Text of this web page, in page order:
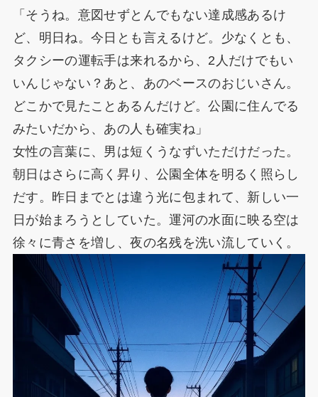
「そうね。意図せずとんでもない達成感あるけ
ど、明日ね。今日とも言えるけど。少なくとも、
タクシーの運転手は来れるから、2人だけでもい
いんじゃない？あと、あのベースのおじいさん。
どこかで見たことあるんだけど。公園に住んでる
みたいだから、あの人も確実ね」
女性の言葉に、男は短くうなずいただけだった。
朝日はさらに高く昇り、公園全体を明るく照らし
だす。昨日までとは違う光に包まれて、新しい一
日が始まろうとしていた。運河の水面に映る空は
徐々に青さを増し、夜の名残を洗い流していく。